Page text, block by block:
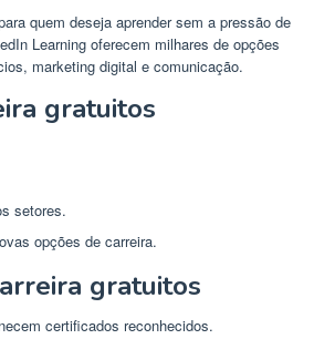
quem deseja aprender sem a pressão de
Learning oferecem milhares de opções
marketing digital e comunicação.
gratuitos
setores.
opções de carreira.
gratuitos
certificados reconhecidos.